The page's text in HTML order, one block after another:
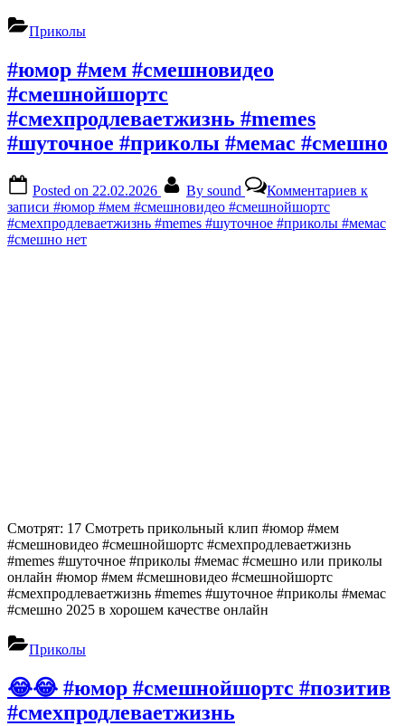
Приколы
#юмор #мем #смешновидео
#смешнойшортс
#смехпродлеваетжизнь #memes
#шуточное #приколы #мемас #смешно
Posted on 22.02.2026 By sound Комментариев к
записи #юмор #мем #смешновидео #смешнойшортс
#смехпродлеваетжизнь #memes #шуточное #приколы #мемас
#смешно нет
Смотрят: 17 Смотреть прикольный клип #юмор #мем
#смешновидео #смешнойшортс #смехпродлеваетжизнь
#memes #шуточное #приколы #мемас #смешно или приколы
онлайн #юмор #мем #смешновидео #смешнойшортс
#смехпродлеваетжизнь #memes #шуточное #приколы #мемас
#смешно 2025 в хорошем качестве онлайн
Приколы
😂😂 #юмор #смешнойшортс #позитив
#смехпродлеваетжизнь